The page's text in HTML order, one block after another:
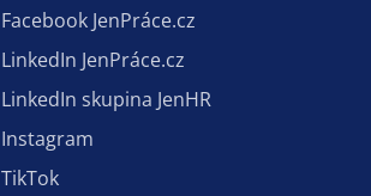
Facebook JenPráce.cz
LinkedIn JenPráce.cz
LinkedIn skupina JenHR
Instagram
TikTok